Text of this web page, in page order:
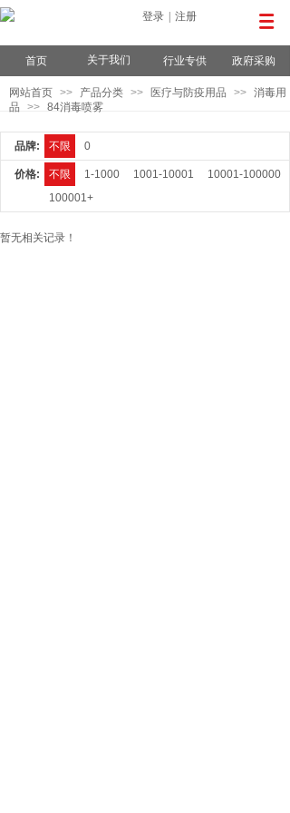
登录 注册
首页 关于我们 行业专供 政府采购
网站首页 >> 产品分类 >> 医疗与防疫用品 >> 消毒用
品
>> 84消毒喷雾
品牌: 不限 0
价格: 不限 1-1000 1001-10001
10001-100000
100001+
暂无相关记录！